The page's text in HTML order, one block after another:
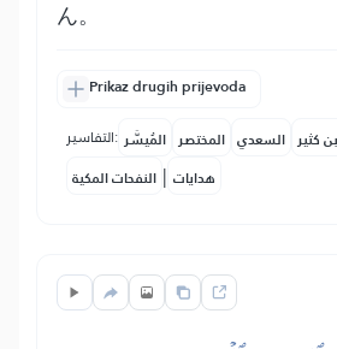
ん。
Prikaz drugih prijevoda
التفاسير: المُيسَّر المختصر السعدي كثير
النفحات المكية | هدايات